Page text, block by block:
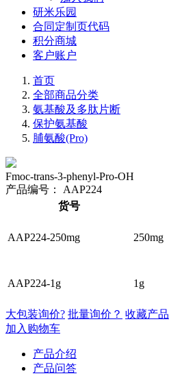
研米乐园
合同定制页代码
积分商城
客户账户
首页
全部商品分类
氨基酸及多肽片断
保护氨基酸
脯氨酸(Pro)
Fmoc-trans-3-phenyl-Pro-OH
产品编号：
AAP224
货号
AAP224-250mg 250mg
AAP224-1g 1g
大包装询价? 批量询价？ 收藏产品
加入购物车
产品介绍
产品问答